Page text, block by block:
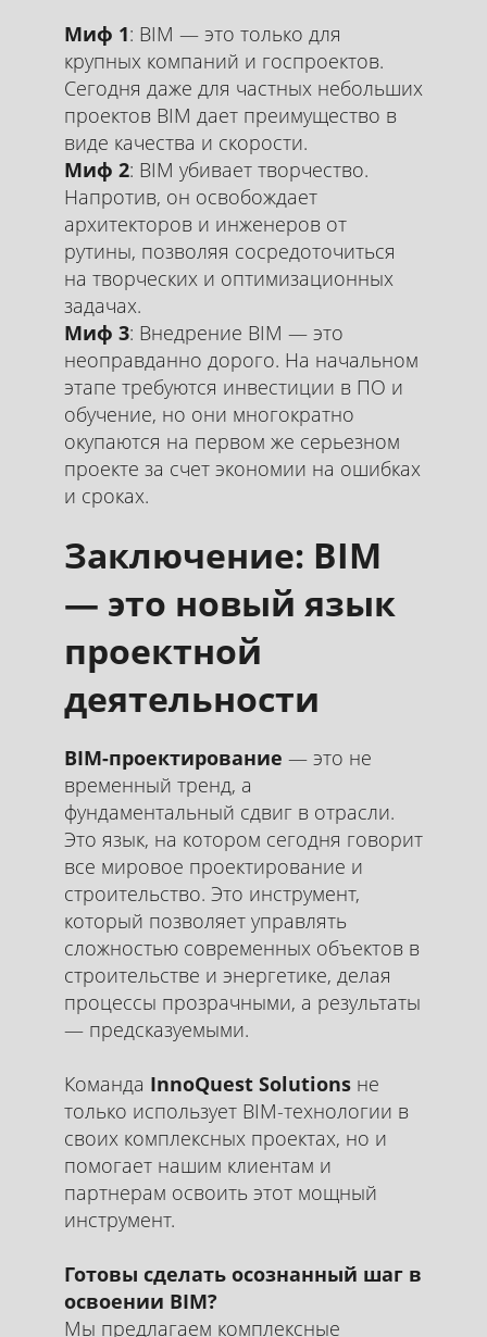
Миф 1: BIM — это только для
крупных компаний и госпроектов.
Сегодня даже для частных небольших
проектов BIM дает преимущество в
виде качества и скорости.
Миф 2: BIM убивает творчество.
Напротив, он освобождает
архитекторов и инженеров от
рутины, позволяя сосредоточиться
на творческих и оптимизационных
задачах.
Миф 3: Внедрение BIM — это
неоправданно дорого. На начальном
этапе требуются инвестиции в ПО и
обучение, но они многократно
окупаются на первом же серьезном
проекте за счет экономии на ошибках
и сроках.
Заключение: BIM
— это новый язык
проектной
деятельности
BIM-проектирование — это не
временный тренд, а
фундаментальный сдвиг в отрасли.
Это язык, на котором сегодня говорит
все мировое проектирование и
строительство. Это инструмент,
который позволяет управлять
сложностью современных объектов в
строительстве и энергетике, делая
процессы прозрачными, а результаты
— предсказуемыми.
Команда InnoQuest Solutions не
только использует BIM-технологии в
своих комплексных проектах, но и
помогает нашим клиентам и
партнерам освоить этот мощный
инструмент.
Готовы сделать осознанный шаг в
освоении BIM?
Мы предлагаем комплексные